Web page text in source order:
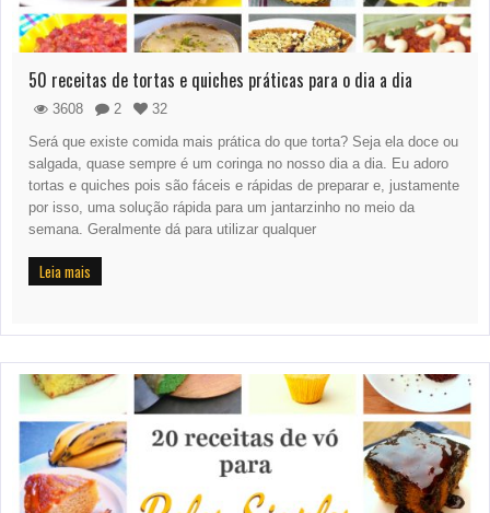
50 receitas de tortas e quiches práticas para o dia a dia
3608 2
32
Será que existe comida mais prática do que torta? Seja ela doce ou
salgada, quase sempre é um coringa no nosso dia a dia. Eu adoro
tortas e quiches pois são fáceis e rápidas de preparar e, justamente
por isso, uma solução rápida para um jantarzinho no meio da
semana. Geralmente dá para utilizar qualquer
Leia mais